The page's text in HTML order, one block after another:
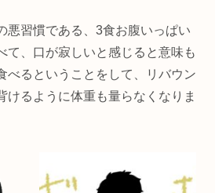
悪習慣である、3食お腹いっぱい
て、口が寂しいと感じると意味も
べるということをして、リバウン
けるように体重も量らなくなりま